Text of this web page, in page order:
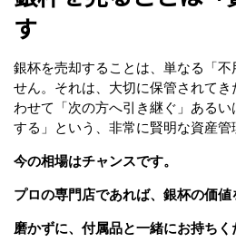
す
銀杯を売却することは、単なる「不
せん。それは、大切に保管されて
わせて「次の方へ引き継ぐ」ある
する」という、非常に賢明な資産管
今の相場はチャンスです。
プロの専門店であれば、銀杯の価値
磨かずに、付属品と一緒にお持ちく